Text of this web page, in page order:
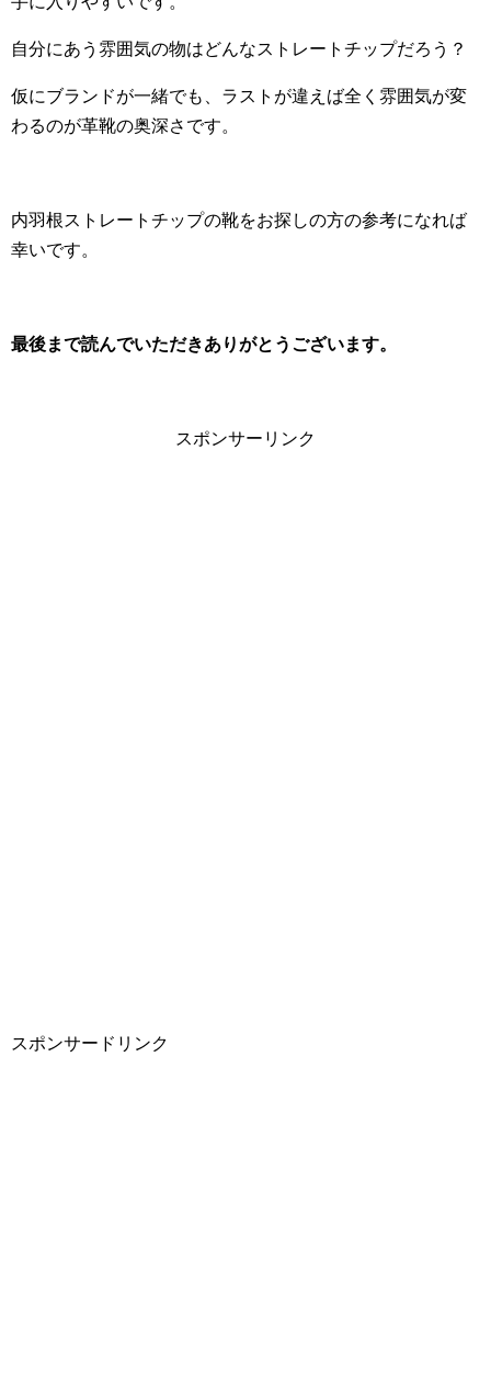
自分にあう雰囲気の物はどんなストレートチップだろう？
仮にブランドが一緒でも、ラストが違えば全く雰囲気が変
わるのが革靴の奥深さです。
内羽根ストレートチップの靴をお探しの方の参考になれば
幸いです。
最後まで読んでいただきありがとうございます。
スポンサーリンク
スポンサードリンク